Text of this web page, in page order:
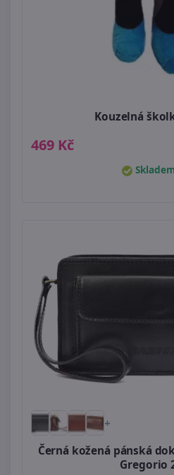
Kouzelná
469 Kč
+
Černá kožená pánská
Gregorio